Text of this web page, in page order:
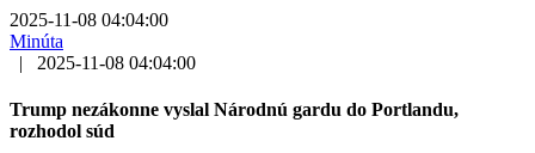
2025-11-08 04:04:00
Minúta
|
2025-11-08 04:04:00
Trump nezákonne vyslal Národnú gardu do Portlandu,
rozhodol súd